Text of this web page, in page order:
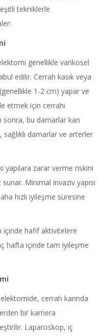
tekniklerle
genellikle varikosel
edilir. Cerrah kasık veya
1-2 cm) yapar ve
etmek için cerrahi
sonra, bu damarlar kan
sağlıklı damarlar ve arterler
yapılara zarar verme riskini
Minimal invaziv yapısı
hızlı iyileşme süresine
içinde hafif aktivitelere
hafta içinde tam iyileşme
cerrah karında
bir kamera
Laparoskop, iç